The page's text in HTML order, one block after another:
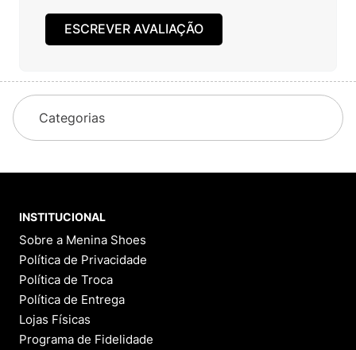
ESCREVER AVALIAÇÃO
Categorias
INSTITUCIONAL
Sobre a Menina Shoes
Política de Privacidade
Política de Troca
Política de Entrega
Lojas Físicas
Programa de Fidelidade